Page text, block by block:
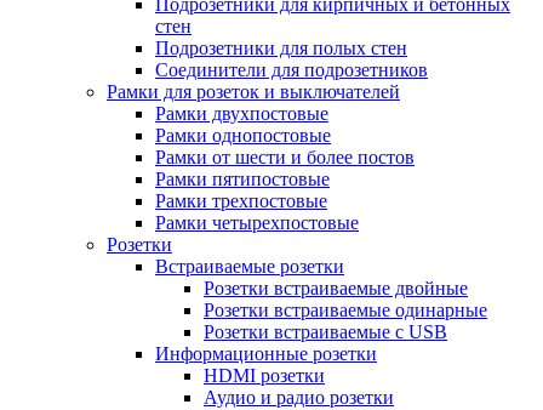
Подрозетники для кирпичных и бетонных
стен
Подрозетники для полых стен
Соединители для подрозетников
Рамки для розеток и выключателей
Рамки двухпостовые
Рамки однопостовые
Рамки от шести и более постов
Рамки пятипостовые
Рамки трехпостовые
Рамки четырехпостовые
Розетки
Встраиваемые розетки
Розетки встраиваемые двойные
Розетки встраиваемые одинарные
Розетки встраиваемые с USB
Информационные розетки
HDMI розетки
Аудио и радио розетки